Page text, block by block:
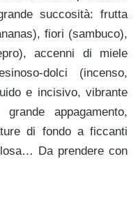
succosità: frutta
fiori (sambuco),
accenni di miele
dolci (incenso,
e incisivo, vibrante
appagamento,
di fondo a ficcanti
Da prendere con